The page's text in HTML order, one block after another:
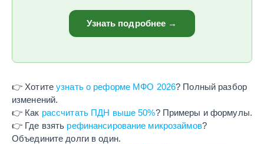
Узнать подробнее →
👉 Хотитеузнать о реформе МФО 2026? Полный разбор
изменений.
👉 Как рассчитать ПДН выше 50%? Примеры и формулы.
👉 Где взять рефинансирование микрозаймов?
Объедините долги в один.